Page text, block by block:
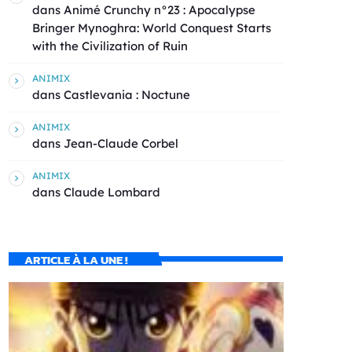
dans Animé Crunchy n°23 : Apocalypse
Bringer Mynoghra: World Conquest Starts
with the Civilization of Ruin
ANIMIX
dans Castlevania : Noctune
ANIMIX
dans Jean-Claude Corbel
ANIMIX
dans Claude Lombard
ARTICLE À LA UNE !